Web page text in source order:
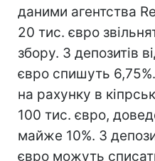
даними агентства
20 тис. євро
збору. З депозитів
євро спишуть
на рахунку в
100 тис. євро,
майже 10%. З
євро можуть